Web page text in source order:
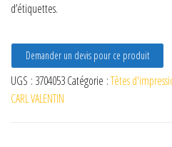
d’étiquettes.
Demander un devis pour ce produit
UGS : 3704053Catégorie :Têtes
CARL VALENTIN